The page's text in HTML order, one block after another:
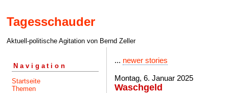
Tagesschauder
Aktuell-politische Agitation von Bernd Zeller
Navigation
Startseite
Themen
... newer stories
Montag, 6. Januar 2025
Waschgeld